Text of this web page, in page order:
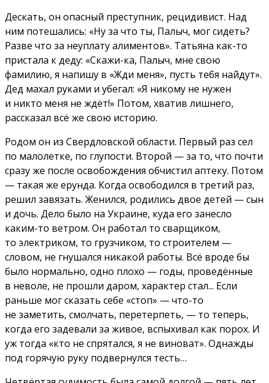
Дескать, он опасный преступник, рецидивист. Над
ним потешались: «Ну за что ты, Палыч, мог сидеть?
Разве что за неуплату алиментов». Татьяна как-то
пристала к деду: «Скажи-ка, Палыч, мне свою
фамилию, я напишу в «Жди меня», пусть тебя найдут».
Дед махал руками и убегал: «Я никому не нужен
и никто меня не ждёт!» Потом, хватив лишнего,
рассказал всё же свою историю.
Родом он из Свердловской области. Первый раз сел
по малолетке, по глупости. Второй — за то, что почти
сразу же после освобождения обчистил аптеку. Потом
— такая же ерунда. Когда освободился в третий раз,
решил завязать. Женился, родились двое детей — сын
и дочь. Дело было на Украине, куда его занесло
каким-то ветром. Он работал то сварщиком,
то электриком, то грузчиком, то строителем —
словом, не гнушался никакой работы. Всё вроде бы
было нормально, одно плохо — годы, проведённые
в неволе, не прошли даром, характер стал... Если
раньше мог сказать себе «стоп» — что-то
не заметить, смолчать, перетерпеть, — то теперь,
когда его задевали за живое, вспыхивал как порох. И
уж тогда «кто не спрятался, я не виноват». Однажды
под горячую руку подвернулся тесть…